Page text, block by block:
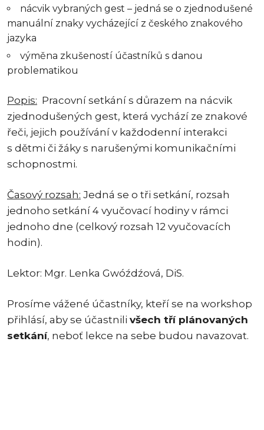
nácvik vybraných gest – jedná se o zjednodušené
manuální znaky vycházející z českého znakového
jazyka
výměna zkušeností účastníků s danou
problematikou
Popis: Pracovní setkání s důrazem na nácvik
zjednodušených gest, která vychází ze znakové
řeči, jejich používání v každodenní interakci
s dětmi či žáky s narušenými komunikačními
schopnostmi.
Časový rozsah: Jedná se o tři setkání, rozsah
jednoho setkání 4 vyučovací hodiny v rámci
jednoho dne (celkový rozsah 12 vyučovacích
hodin).
Lektor: Mgr. Lenka Gwóźdźová, DiS.
Prosíme vážené účastníky, kteří se na workshop
přihlásí, aby se účastnili všech tří plánovaných
setkání, neboť lekce na sebe budou navazovat.